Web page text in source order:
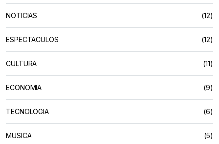
NOTICIAS (12)
ESPECTACULOS (12)
CULTURA (11)
ECONOMIA (9)
TECNOLOGIA (6)
MUSICA (5)